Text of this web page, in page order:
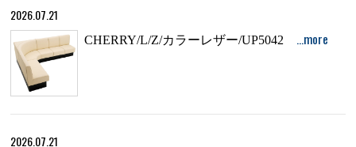
2026.07.21
CHERRY/L/Z/カラーレザー/UP5042 …more
2026.07.21